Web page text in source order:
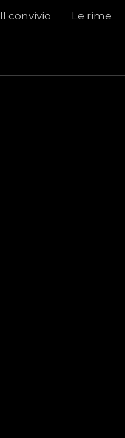
Il convivio
Le rime